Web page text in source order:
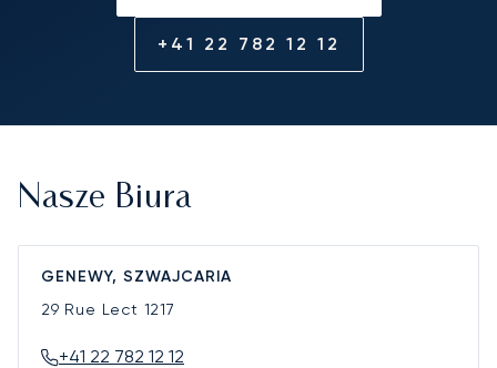
+41 22 782 12 12
Nasze Biura
GENEWY, SZWAJCARIA
29 Rue Lect 1217
+41 22 782 12 12